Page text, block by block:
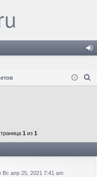
д
1 из 1
Вс апр 25, 2021 7:41 am